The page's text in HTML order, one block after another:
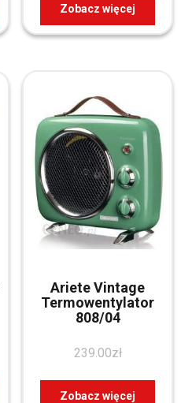
Zobacz więcej
Ariete Vintage
Termowentylator
808/04
239.00zł
Zobacz więcej